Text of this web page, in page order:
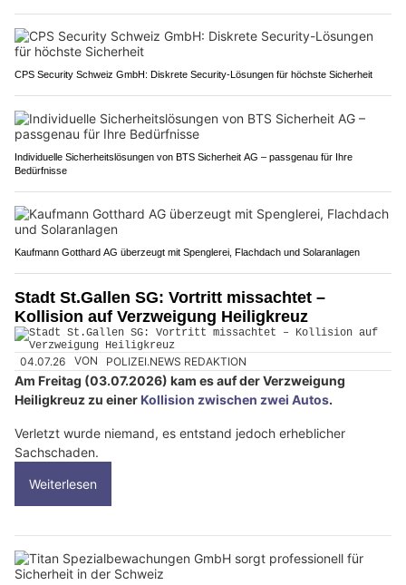
CPS Security Schweiz GmbH: Diskrete Security-Lösungen für höchste Sicherheit
Individuelle Sicherheitslösungen von BTS Sicherheit AG – passgenau für Ihre
Bedürfnisse
Kaufmann Gotthard AG überzeugt mit Spenglerei, Flachdach und Solaranlagen
Stadt St.Gallen SG: Vortritt missachtet –
Kollision auf Verzweigung Heiligkreuz
04.07.26 VON POLIZEI.NEWS REDAKTION
Am Freitag (03.07.2026) kam es auf der Verzweigung
Heiligkreuz zu einer Kollision zwischen zwei Autos.
Verletzt wurde niemand, es entstand jedoch erheblicher
Sachschaden.
Weiterlesen